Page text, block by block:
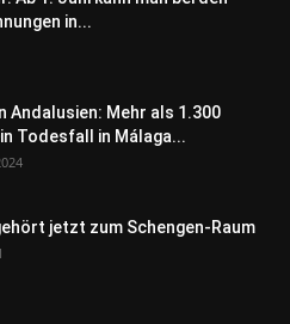
in...
Andalusien: Mehr als 1.300
Todesfall in Málaga...
jetzt zum Schengen-Raum